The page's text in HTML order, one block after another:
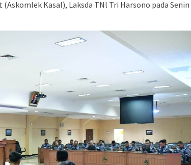
Kasal), Laksda TNl Tri Harsono pada Senin